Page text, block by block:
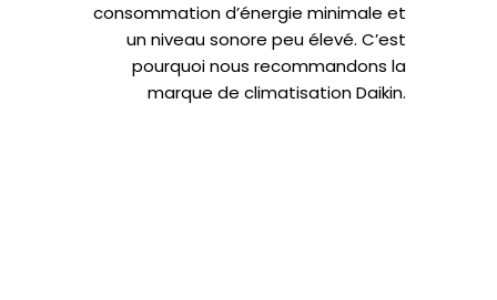
consommation d’énergie minimale et
un niveau sonore peu élevé. C’est
pourquoi nous recommandons la
marque de climatisation Daikin.